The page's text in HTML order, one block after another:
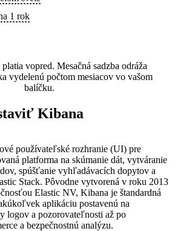
1 rok
vopred. Mesačná sadzba odráža
vydelenú počtom mesiacov vo vašom
balíčku.
Kibana
používateľské rozhranie (UI) pre
platforma na skúmanie dát, vytváranie
spúšťanie vyhľadávacích dopytov a
Stack. Pôvodne vytvorená v roku 2013
Elastic NV, Kibana je štandardná
aplikáciu postavenú na
logov a pozorovateľnosti až po
a bezpečnostnú analýzu.